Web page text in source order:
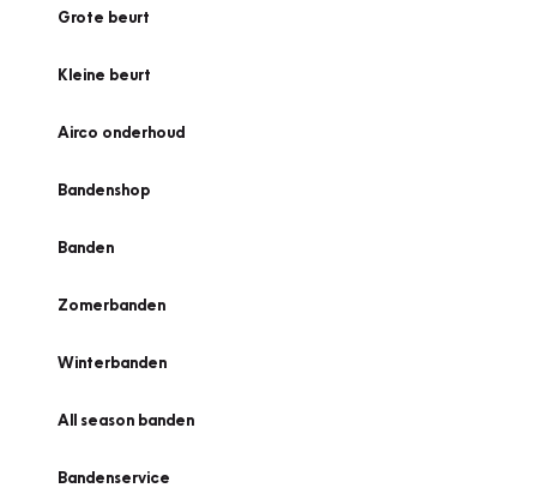
Grote beurt
Kleine beurt
Airco onderhoud
Bandenshop
Banden
Zomerbanden
Winterbanden
All season banden
Bandenservice